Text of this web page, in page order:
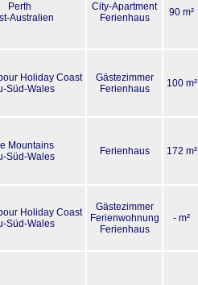
Perth
Australien
City-Apartment
Ferienhaus
90 m²
Holiday Coast
Süd-Wales
Gästezimmer
Ferienhaus
100 m²
Mountains
Süd-Wales
Ferienhaus 172 m²
Holiday Coast
Süd-Wales
Gästezimmer
Ferienwohnung
Ferienhaus
- m²